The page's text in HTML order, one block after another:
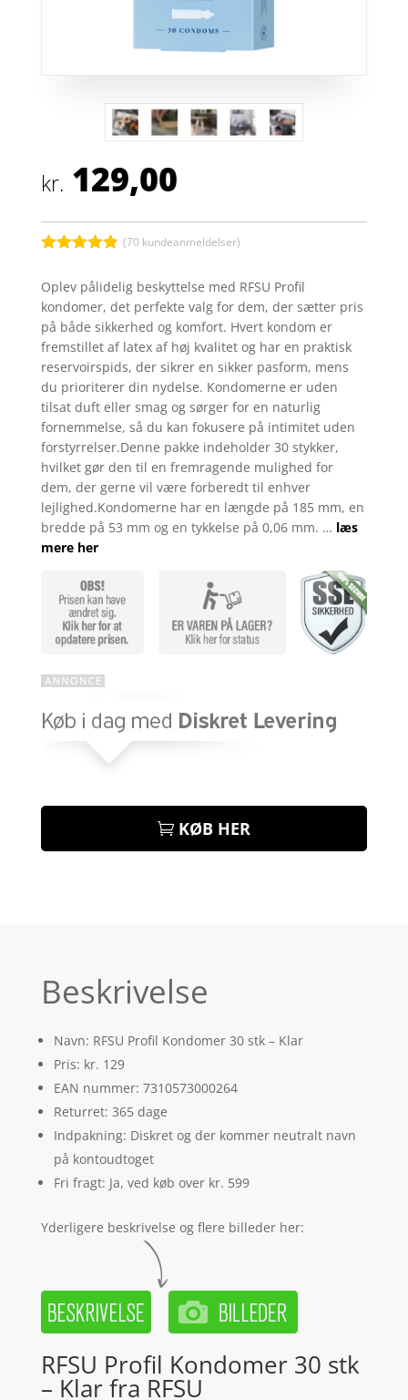
kr. 129,00
4.8
ud af 5
baseret på
kundebedøm
melser
(70 kundeanmeldelser)
Oplev pålidelig beskyttelse med RFSU Profil
kondomer, det perfekte valg for dem, der sætter pris
på både sikkerhed og komfort. Hvert kondom er
fremstillet af latex af høj kvalitet og har en praktisk
reservoirspids, der sikrer en sikker pasform, mens
du prioriterer din nydelse. Kondomerne er uden
tilsat duft eller smag og sørger for en naturlig
fornemmelse, så du kan fokusere på intimitet uden
forstyrrelser.Denne pakke indeholder 30 stykker,
hvilket gør den til en fremragende mulighed for
dem, der gerne vil være forberedt til enhver
lejlighed.Kondomerne har en længde på 185 mm, en
bredde på 53 mm og en tykkelse på 0,06 mm. … læs
mere her
KØB HER
Beskrivelse
Navn: RFSU Profil Kondomer 30 stk – Klar
Pris: kr. 129
EAN nummer: 7310573000264
Returret: 365 dage
Indpakning: Diskret og der kommer neutralt navn
på kontoudtoget
Fri fragt: Ja, ved køb over kr. 599
Yderligere beskrivelse og flere billeder her:
RFSU Profil Kondomer 30 stk
– Klar fra RFSU